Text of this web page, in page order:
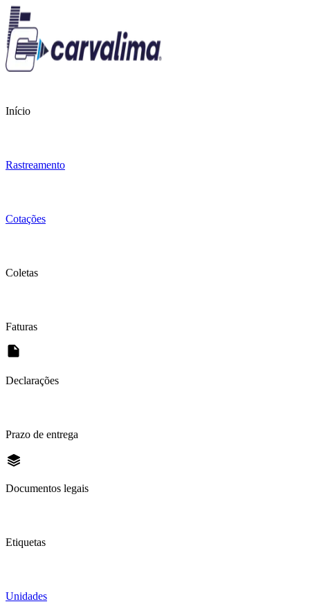
Início
Rastreamento
Cotações
Coletas
Faturas
Declarações
Prazo de entrega
Documentos legais
Etiquetas
Unidades